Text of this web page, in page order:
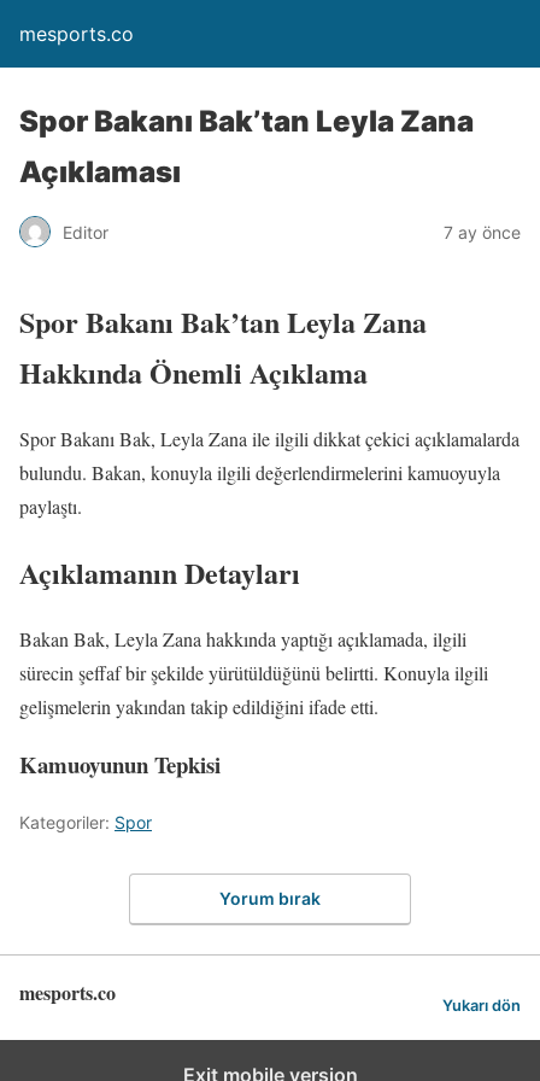
mesports.co
Spor Bakanı Bak’tan Leyla Zana
Açıklaması
Editor 7 ay önce
Spor Bakanı Bak’tan Leyla Zana
Hakkında Önemli Açıklama
Spor Bakanı Bak, Leyla Zana ile ilgili dikkat çekici açıklamalarda
bulundu. Bakan, konuyla ilgili değerlendirmelerini kamuoyuyla
paylaştı.
Açıklamanın Detayları
Bakan Bak, Leyla Zana hakkında yaptığı açıklamada, ilgili
sürecin şeffaf bir şekilde yürütüldüğünü belirtti. Konuyla ilgili
gelişmelerin yakından takip edildiğini ifade etti.
Kamuoyunun Tepkisi
Kategoriler: Spor
Yorum bırak
mesports.co Yukarı dön
Exit mobile version